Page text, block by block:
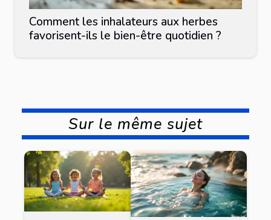
Comment les inhalateurs aux herbes
favorisent-ils le bien-être quotidien ?
Sur le même sujet